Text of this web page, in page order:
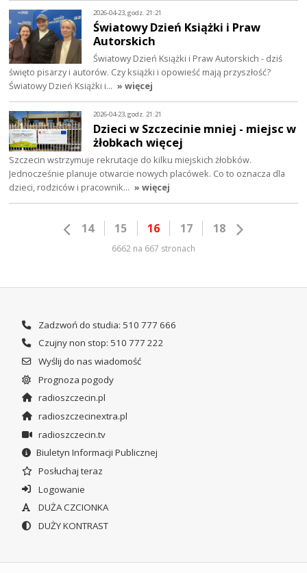
2026-04-23, godz. 21:21
Światowy Dzień Książki i Praw
Autorskich
Światowy Dzień Książki i Praw Autorskich - dziś
święto pisarzy i autorów. Czy książki i opowieść mają przyszłość?
Światowy Dzień Książki i… » więcej
2026-04-23, godz. 21:21
Dzieci w Szczecinie mniej - miejsc w
żłobkach więcej
Szczecin wstrzymuje rekrutacje do kilku miejskich żłobków.
Jednocześnie planuje otwarcie nowych placówek. Co to oznacza dla
dzieci, rodziców i pracownik… » więcej
14 15 16 17 18
6662 na 667 stronach
Zadzwoń do studia: 510 777 666
Czujny non stop: 510 777 222
Wyślij do nas wiadomość
Prognoza pogody
radioszczecin.pl
radioszczecinextra.pl
radioszczecin.tv
Biuletyn Informacji Publicznej
Posłuchaj teraz
Logowanie
DUŻA CZCIONKA
DUŻY KONTRAST